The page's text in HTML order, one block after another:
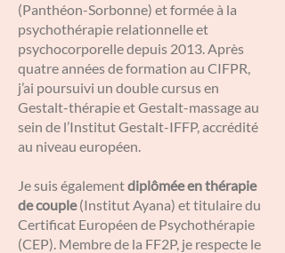
(Panthéon-Sorbonne) et formée à la
psychothérapie relationnelle et
psychocorporelle depuis 2013. Après
quatre années de formation au CIFPR,
j’ai poursuivi un double cursus en
Gestalt-thérapie et Gestalt-massage au
sein de l’Institut Gestalt-IFFP, accrédité
au niveau européen.
Je suis égalementdiplômée en thérapie
de couple(Institut Ayana) et titulaire du
Certificat Européen de Psychothérapie
(CEP). Membre de la FF2P, je respecte le